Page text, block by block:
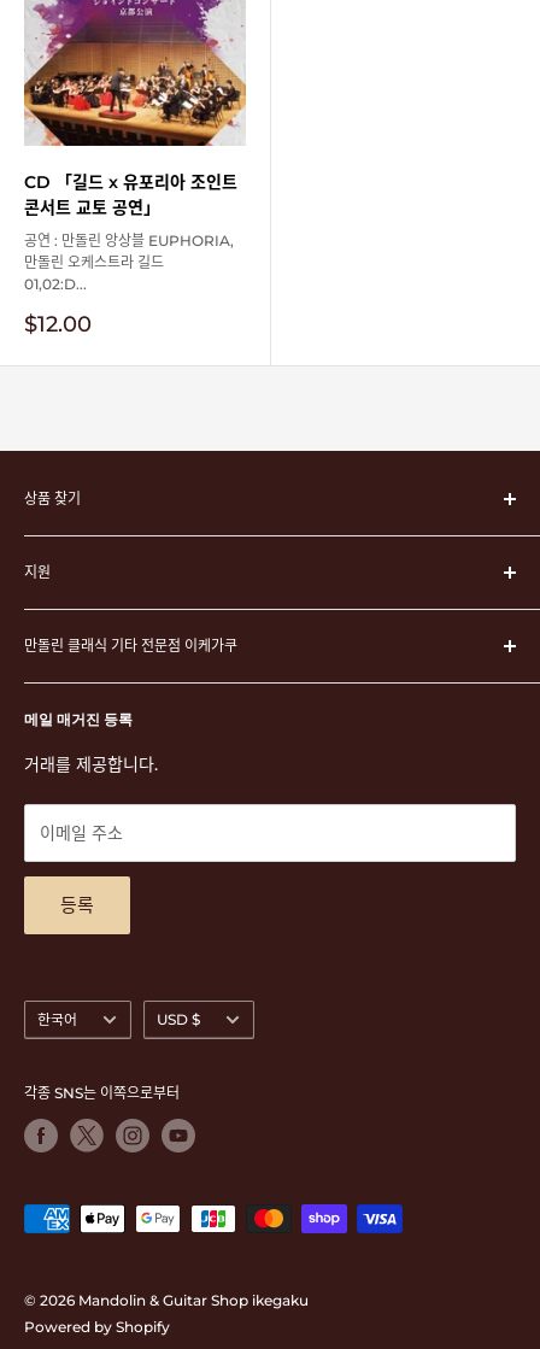
CD 「길드 x 유포리아 조인트
콘서트 교토 공연」
공연 : 만돌린 앙상블 EUPHORIA,
만돌린 오케스트라 길드
01,02:D...
판
가
$12.00
상품 찾기
악기
악기 케이스
弦
픽
연주 용품
문구 및 액세서리
악보
DVD
티켓
악기 대여
지원
운영회사
이케가쿠에 대하여
쇼핑 가이드
특정 상거래법에 따른 표시
개인 정보 보호 정책
상품 검색
문의
액세스 맵
메일 매거진 등록
거래를 제공합니다.
이메일 주소
등록
만돌린 클래식 기타 전문점 이케가쿠
〒171-0021 도쿄도 도시마구 니시이케부쿠로 3-23-5 아시자와 빌
딩 2F
TEL. 03-5952-1391 / FAX. 03-5952-1392
도쿄도 공안위원회 고물상 허가 제305501406268호
어
한국어
화
USD $
각종 SNS는 이쪽으로부터
© 2026 Mandolin & Guitar Shop ikegaku
Powered by Shopify